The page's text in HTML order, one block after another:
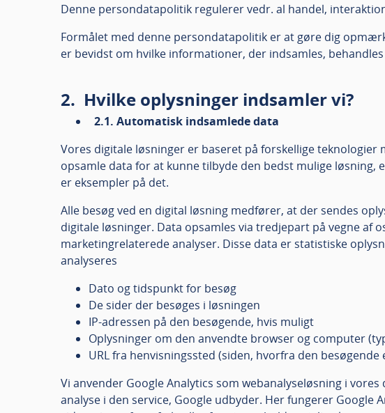
Denne persondatapolitik regulerer vedr. al handel,
Formålet med denne persondatapolitik er at gøre dig
er bevidst om hvilke informationer, der indsamles,
2. Hvilke oplysninger indsamler vi?
2.1. Automatisk indsamlede data
Vores digitale løsninger er baseret på forskellige
opsamle data for at kunne tilbyde den bedst mulige løsning,
er eksempler på det.
Alle besøg ved en digital løsning medfører, at der sendes
digitale løsninger. Data opsamles via tredjepart på vegne
marketingrelaterede analyser. Disse data er statistiske
analyseres
Dato og tidspunkt for besøg
De sider der besøges i løsningen
IP-adressen på den besøgende, hvis muligt
Oplysninger om den anvendte browser og computer
URL fra henvisningssted (siden, hvorfra den
Vi anvender Google Analytics som webanalyseløsning i
analyse i den service, Google udbyder. Her fungerer Google